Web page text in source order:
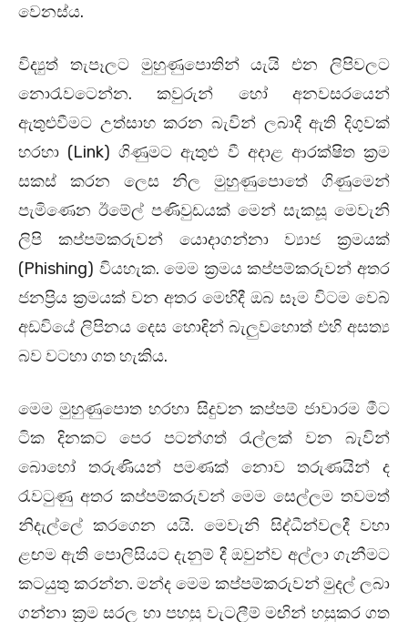
වෙනස්ය.
විද්‍යුත් තැපෑලට මුහුණුපොතින් යැයි එන ලිපිවලට
නොරැවටෙන්න. කවුරුන් හෝ අනවසරයෙන්
ඇතුළුවීමට උත්සාහ කරන බැවින් ලබාදී ඇති දිගුවක්
හරහා (Link) ගිණුමට ඇතුළු වී අදාළ ආරක්ෂිත ක්‍රම
සකස් කරන ලෙස නිල මුහුණුපොතේ ගිණුමෙන්
පැමිණෙන ඊමේල් පණිවුඩයක් මෙන් සැකසූ මෙවැනි
ලිපි කප්පම්කරුවන් යොදාගන්නා ව්‍යාජ ක්‍රමයක්
(Phishing) වියහැක. මෙම ක්‍රමය කප්පම්කරුවන් අතර
ජනප්‍රිය ක්‍රමයක් වන අතර මෙහිදී ඔබ සෑම විටම වෙබ්
අඩවියේ ලිපිනය දෙස හොඳින් බැලුවහොත් එහි අසත්‍ය
බව වටහා ගත හැකිය.
මෙම මුහුණුපොත හරහා සිදුවන කප්පම් ජාවාරම මීට
ටික දිනකට පෙර පටන්ගත් රැල්ලක් වන බැවින්
බොහෝ තරුණියන් පමණක් නොව තරුණයින් ද
රැවටුණු අතර කප්පම්කරුවන් මෙම සෙල්ලම තවමත්
නිදැල්ලේ කරගෙන යයි. මෙවැනි සිද්ධීන්වලදී වහා
ළඟම ඇති පොලිසියට දැනුම් දී ඔවුන්ව අල්ලා ගැනීමට
කටයුතු කරන්න. මන්ද මෙම කප්පම්කරුවන් මුදල් ලබා
ගන්නා ක්‍රම සරල හා පහසු වැටලීම් මඟින් හසුකර ගත